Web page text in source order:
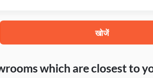
खोजें
which are closest to